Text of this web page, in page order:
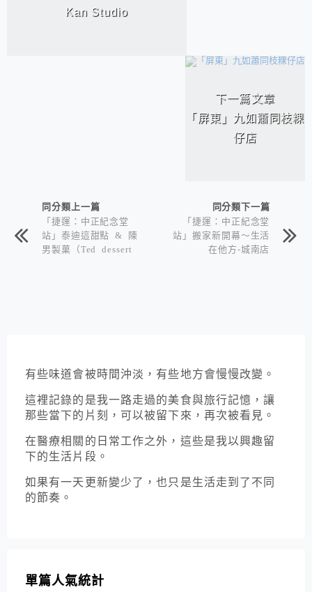
Kan Studio
下一篇文章
「屏東」九如蕭同枝粿
仔店
同分類上一篇
「捷運：中正紀念堂
站」泰迪這甜點 & 陳
男製菓（Ted dessert
同分類下一篇
「捷運：中正紀念堂
站」搬家新開幕～生活
在他方-城南店
有些味道會被時間沖淡，有些地方會慢慢改變。
這裡記錄的是我一路走過的美食與旅行記憶，讓
那些當下的片刻，可以被留下來，再次被看見。
在醫療相關的日常工作之外，這些是我以興趣留
下的生活片段。
如果有一天更新變少了，也只是生活走到了不同
的節奏。
單篇人氣統計